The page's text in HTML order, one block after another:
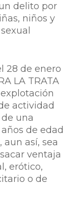
delito por
niños y
28 de enero
LA TRATA
actividad
una
de edad
así, sea
ventaja
erótico,
o de